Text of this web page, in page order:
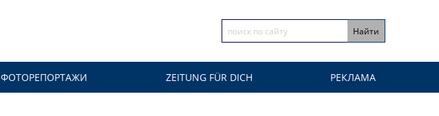
ФОТОРЕПОРТАЖИ ZEITUNG FÜR DICH РЕКЛАМА